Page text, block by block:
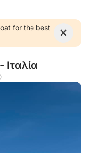
for the best
Ιταλία